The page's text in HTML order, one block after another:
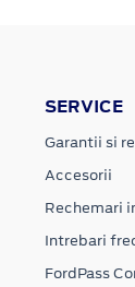
SERVICE
Garantii si
Accesorii
Rechemari
Intrebari
FordPass